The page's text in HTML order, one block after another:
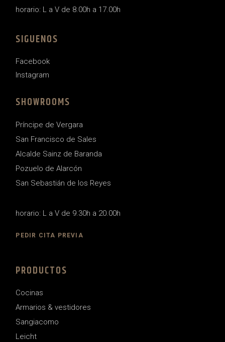
horario: L a V de 8.00h a 17.00h
SIGUENOS
Facebook
Instagram
SHOWROOMS
Príncipe de Vergara
San Francisco de Sales
Alcalde Sainz de Baranda
Pozuelo de Alarcón
San Sebastián de los Reyes
horario: L a V de 9.30h a 20.00h
PEDIR CITA PREVIA
PRODUCTOS
Cocinas
Armarios & vestidores
Sangiacomo
Leicht